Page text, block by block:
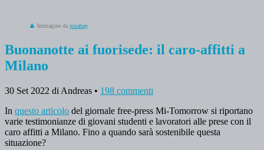
Immagine da pixabay.
Buonanotte ai fuorisede: il caro-affitti a
Milano
30 Set 2022 di Andreas • 198 commenti
In questo articolo del giornale free-press Mi-Tomorrow si riportano
varie testimonianze di giovani studenti e lavoratori alle prese con il
caro affitti a Milano. Fino a quando sarà sostenibile questa
situazione?